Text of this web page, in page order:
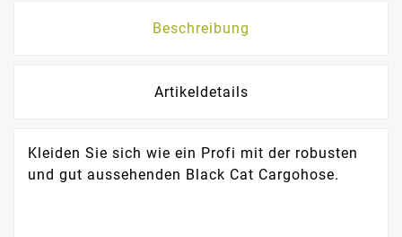
Beschreibung
Artikeldetails
Kleiden Sie sich wie ein Profi mit der robusten
und gut aussehenden Black Cat Cargohose.